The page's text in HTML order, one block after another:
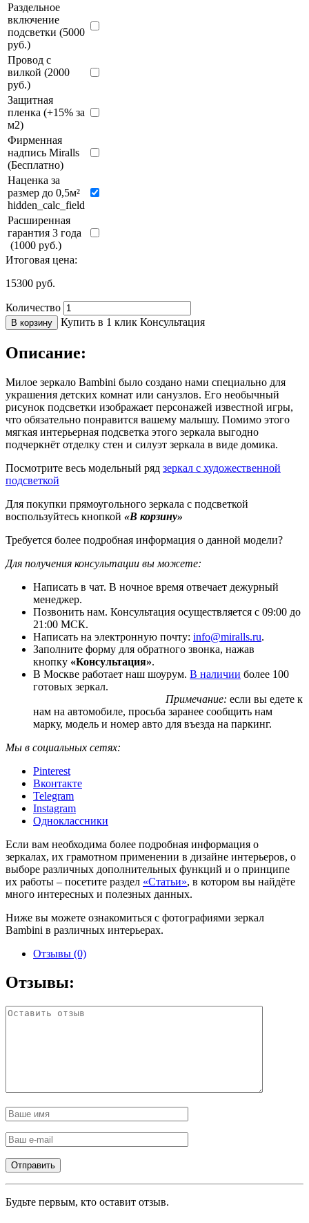
Раздельное
включение
подсветки (5000
руб.)
Провод с
вилкой (2000
руб.)
Защитная
пленка (+15% за
м2)
Фирменная
надпись Miralls
(Бесплатно)
Наценка за
размер до 0,5м²
hidden_calc_field
Расширенная
гарантия 3 года
(1000 руб.)
Итоговая цена:
15300 руб.
Количество
В корзину Купить в 1 клик Консультация
Описание:
Милое зеркало Bambini было создано нами специально для
украшения детских комнат или санузлов. Его необычный
рисунок подсветки изображает персонажей известной игры,
что обязательно понравится вашему малышу. Помимо этого
мягкая интерьерная подсветка этого зеркала выгодно
подчеркнёт отделку стен и силуэт зеркала в виде домика.
Посмотрите весь модельный ряд зеркал с художественной
подсветкой
Для покупки прямоугольного зеркала с подсветкой
воспользуйтесь кнопкой «В корзину»
Требуется более подробная информация о данной модели?
Для получения консультации вы можете:
Написать в чат. В ночное время отвечает дежурный
менеджер.
Позвонить нам. Консультация осуществляется с 09:00 до
21:00 МСК.
Написать на электронную почту: info@miralls.ru.
Заполните форму для обратного звонка, нажав
кнопку «Консультация».
В Москве работает наш шоурум. В наличии более 100
готовых зеркал.
Примечание: если вы едете к
нам на автомобиле, просьба заранее сообщить нам
марку, модель и номер авто для въезда на паркинг.
Мы в социальных сетях:
Pinterest
Вконтакте
Telegram
Instagram
Одноклассники
Если вам необходима более подробная информация о
зеркалах, их грамотном применении в дизайне интерьеров, о
выборе различных дополнительных функций и о принципе
их работы – посетите раздел «Статьи», в котором вы найдёте
много интересных и полезных данных.
Ниже вы можете ознакомиться с фотографиями зеркал
Bambini в различных интерьерах.
Отзывы (0)
Отзывы:
Будьте первым, кто оставит отзыв.